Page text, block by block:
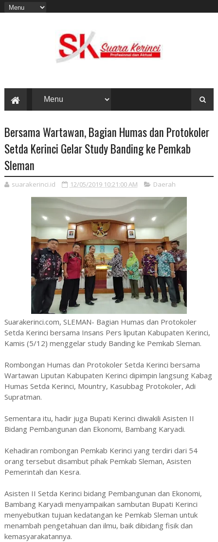
Bersama Wartawan, Bagian Humas dan Protokoler
Setda Kerinci Gelar Study Banding ke Pemkab
Sleman
suarakerinci.id 12/05/2019 10:21:00 AM Daerah
Suarakerinci.com, SLEMAN- Bagian Humas dan Protokoler
Setda Kerinci bersama Insans Pers liputan Kabupaten Kerinci,
Kamis (5/12) menggelar study Banding ke Pemkab Sleman.
Rombongan Humas dan Protokoler Setda Kerinci bersama
Wartawan Liputan Kabupaten Kerinci dipimpin langsung Kabag
Humas Setda Kerinci, Mountry, Kasubbag Protokoler, Adi
Supratman.
Sementara itu, hadir juga Bupati Kerinci diwakili Asisten II
Bidang Pembangunan dan Ekonomi, Bambang Karyadi.
Kehadiran rombongan Pemkab Kerinci yang terdiri dari 54
orang tersebut disambut pihak Pemkab Sleman, Asisten
Pemerintah dan Kesra.
Asisten II Setda Kerinci bidang Pembangunan dan Ekonomi,
Bambang Karyadi menyampaikan sambutan Bupati Kerinci
menyebutkan tujuan kedatangan ke Pemkab Sleman untuk
menambah pengetahuan dan ilmu, baik dibidang fisik dan
kemasyarakatannya.